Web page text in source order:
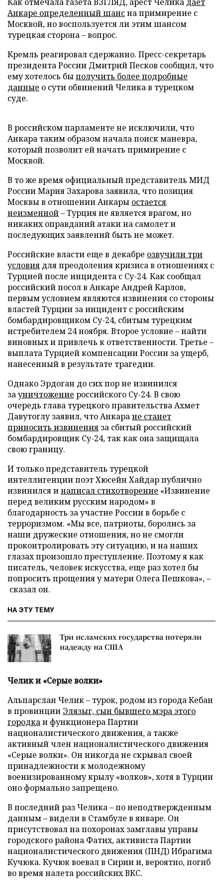
Анкаре определенный шансна примирение с
Москвой, но воспользуется ли этим шансом
турецкая сторона – вопрос.
Кремль реагировал сдержанно. Пресс-секретарь
президента России Дмитрий Песков сообщил, что
ему хотелось быполучить более подробные
данные о сути обвинений Челика в турецком
суде.
В российском парламенте не исключили, что
Анкара таким образом начала поиск маневра,
который позволит ей начать примирение с
Москвой.
В то же время официальный представитель МИД
России Мария Захарова заявила, что позиция
Москвы в отношении Анкары остается
неизменной– Турция не является врагом, но
никаких оправданий атаки на самолет и
последующих заявлений быть не может.
Российские власти еще в декабре озвучили три
условия для преодоления кризиса в отношениях с
Турцией после инцидента с Су-24. Как сообщал
российский посол в Анкаре Андрей Карлов,
первым условием являются извинения со стороны
властей Турции за инцидент с российским
бомбардировщиком Су-24, сбитым турецким
истребителем 24 ноября. Второе условие – найти
виновных и привлечь к ответственности. Третье –
выплата Турцией компенсации России за ущерб,
нанесенный в результате трагедии.
Однако Эрдоган до сих пор не извинился
зауничтожение российского Су-24. В свою
очередь глава турецкого правительства Ахмет
Давутоглу заявил, что Анкаране станет
приносить извинения за сбитый российский
бомбардировщик Су-24, так как она защищала
свою границу.
И только представитель турецкой
интеллигенции поэт Хюсейн Хайдар публично
извинился инаписал стихотворение «Извинение
перед великим русским народом» в
благодарность за участие России в борьбе с
терроризмом. «Мы все, патриоты, боролись за
наши дружеские отношения, но не смогли
проконтролировать эту ситуацию, и на наших
глазах произошло преступление. Поэтому я как
писатель, человек искусства, еще раз хотел бы
попросить прощения у матери Олега Пешкова», –
сказал он.
НА ЭТУ ТЕМУ
Три исламских государства потеряли
надежду на США
Челик и «Серые волки»
Альпарслан Челик – турок, родом из города Кебан
в провинции Элязыг, сын бывшего мэра этого
городкаи функционера Партии
националистического движения, а также
активный член националистического движения
«Серые волки». Он никогда не скрывал своей
принадлежности к молодежному
военизированному крылу «волков», хотя в Турции
оно формально запрещено.
В последний раз Челика – по неподтвержденным
данным – видели в Стамбуле в январе. Он
присутствовал на похоронах замглавы управы
городского района Фатих, активиста Партии
националистического движения (ПНД) Ибрагима
Кучюка. Кучюк воевал в Сирии и, вероятно, погиб
во время налета российских ВКС.